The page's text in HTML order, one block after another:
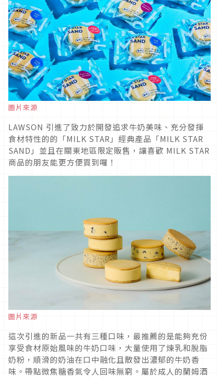
圖片來源
LAWSON 引進了致力於開發追求牛奶美味、充分發揮
食材特性的的「MILK STAR」經典產品「MILK STAR
SAND」並且在關東地區限定販售，讓喜歡 MILK STAR
商品的朋友能更方便買到囉！
圖片來源
這次引進的新品一共有三種口味，最推薦的是能夠充份
享受食材原始風味的牛奶口味，大量使用了煉乳和脫脂
奶粉，順滑的奶油在口中融化且散發出濃郁的牛奶香
味。帶點微焦糖香氣令人回味無窮。屬於成人的蘭姆酒